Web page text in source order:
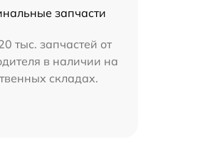
запчасти
тыс. запчастей от
в наличии на
складах.